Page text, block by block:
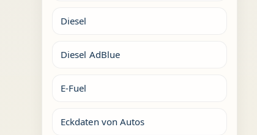
Diesel
Diesel AdBlue
E-Fuel
Eckdaten von Autos